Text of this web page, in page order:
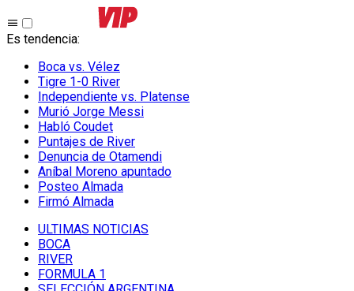
Es tendencia:
Boca vs. Vélez
Tigre 1-0 River
Independiente vs. Platense
Murió Jorge Messi
Habló Coudet
Puntajes de River
Denuncia de Otamendi
Aníbal Moreno apuntado
Posteo Almada
Firmó Almada
ULTIMAS NOTICIAS
BOCA
RIVER
FORMULA 1